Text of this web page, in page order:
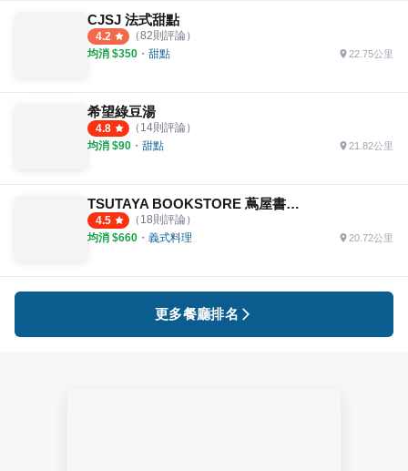
CJSJ 法式甜點
4.2 （82則評論）
均消 $350 ・ 甜點 22.75公里
希望綠豆湯
4.8 （ 14則評論）
均消 $90 ・ 甜點 21.82公里
TSUTAYA BOOKSTORE 蔦屋書店 臺中市政店
4.5 （ 18則評論）
均消 $660 ・ 義式料理 20.72公里
更多餐廳排名